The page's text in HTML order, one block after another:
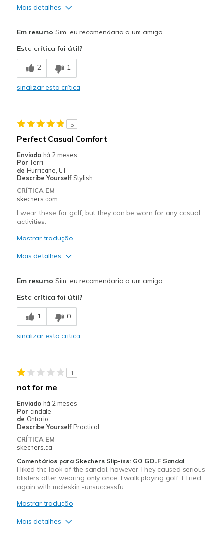
Mais detalhes
Breathe Well
Comfortable
Width
Sizing
Feels true to size
Em resumo Sim, eu recomendaria a um amigo
Esta crítica foi útil?
2 1
sinalizar esta crítica
5
Perfect Casual Comfort
Enviado há 2 meses
Por Terri
de Hurricane, UT
Describe Yourself Stylish
CRÍTICA EM
skechers.com
I wear these for golf, but they can be worn for any casual
activities.
Mostrar tradução
Mais detalhes
Melhores utilizações
Casual Wear
View On Shoes
I'm Into Shoes
Em resumo Sim, eu recomendaria a um amigo
Esta crítica foi útil?
1 0
sinalizar esta crítica
1
not for me
Enviado há 2 meses
Por cindale
de Ontario
Describe Yourself Practical
CRÍTICA EM
skechers.ca
Comentários para Skechers Slip-ins: GO GOLF Sandal
I liked the look of the sandal, however They caused serious
blisters after wearing only once. I walk playing golf. I Tried
again with moleskin -unsuccessful.
Mostrar tradução
Mais detalhes